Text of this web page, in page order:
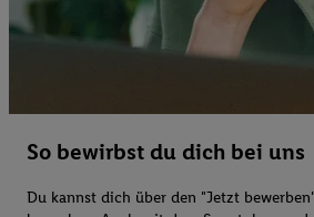
So bewirbst du dich bei uns
Du kannst dich über den "Jetzt